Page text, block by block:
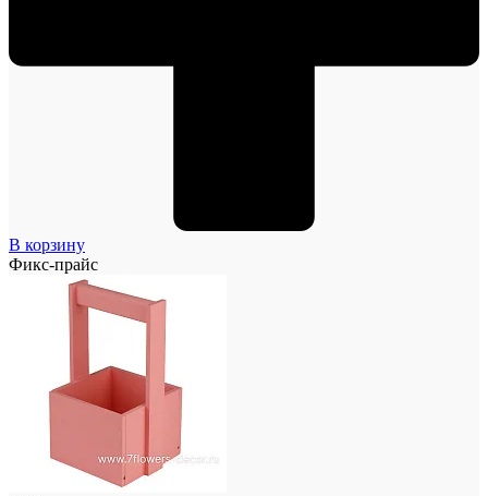
В корзину
Фикс-прайс